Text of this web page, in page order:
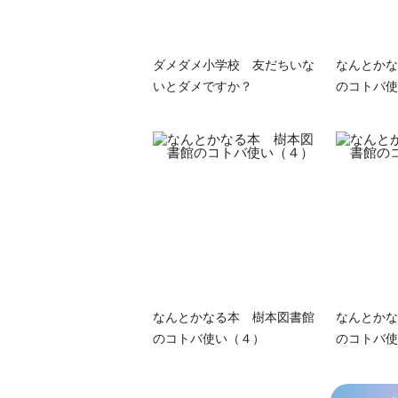
ダメダメ小学校 友だちいな
いとダメですか？
なんとか
のコトバ
なんとかなる本 樹本図書館
のコトバ使い（４）
なんとか
のコトバ